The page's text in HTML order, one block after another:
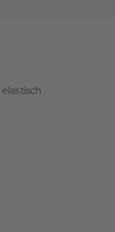
elastisch